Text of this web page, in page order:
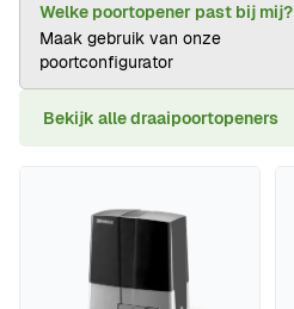
Welke poortopener past bij mij?
Maak gebruik van onze
poortconfigurator
Bekijk alle draaipoortopeners